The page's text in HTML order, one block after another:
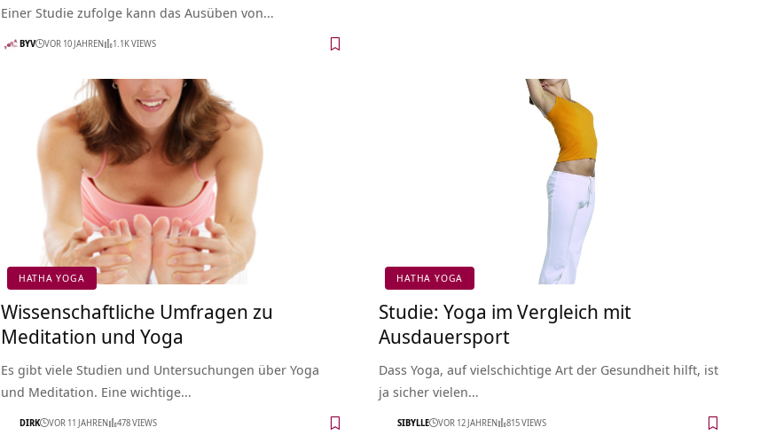
Einer Studie zufolge kann das Ausüben von…
BYV VOR 10 JAHREN 1.1K VIEWS
HATHA YOGA
Wissenschaftliche Umfragen zu
Meditation und Yoga
Es gibt viele Studien und Untersuchungen über Yoga
und Meditation. Eine wichtige…
DIRK VOR 11 JAHREN 478 VIEWS
HATHA YOGA
Studie: Yoga im Vergleich mit
Ausdauersport
Dass Yoga, auf vielschichtige Art der Gesundheit hilft, ist
ja sicher vielen…
SIBYLLE VOR 12 JAHREN 815 VIEWS